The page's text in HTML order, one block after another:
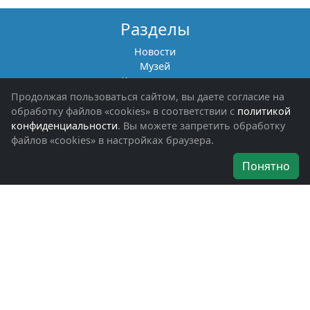
Разделы
Новости
Музей
Книги памяти
Фотоальбомы
Обращения граждан
Помощь участникам СВО и их семьям
Об организации
Наши награды
Продолжая пользоваться сайтом, вы даете согласие на
обработку файлов «cookies» в соответствии с политикой
конфиденциальности. Вы можете запретить обработку
файлов «cookies» в настройках браузера.
Понятно